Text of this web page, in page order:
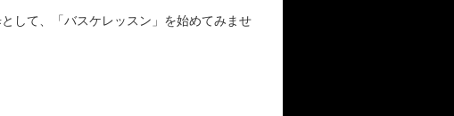
して、「バスケレッスン」を始めてみませ